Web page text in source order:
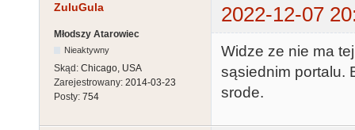
ZuluGula 2022-12-07
Młodszy Atarowiec
Nieaktywny
Skąd: Chicago, USA
Zarejestrowany: 2014-03-23
Posty: 754
Widze ze nie ma
sąsiednim portalu.
srode.